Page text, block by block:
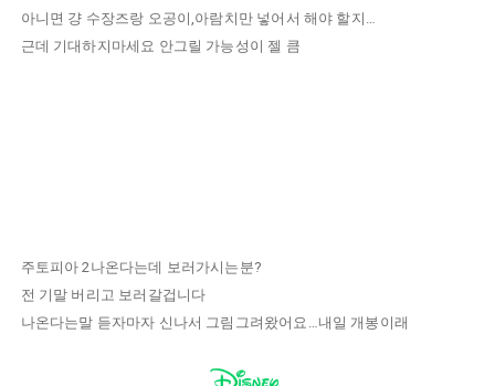
아니면 걍 수장즈랑 오공이,아람치만 넣어서 해야 할지…
근데 기대하지마세요 안그릴 가능성이 젤 큼
주토피아 2나온다는데 보러가시는분?
전 기말 버리고 보러갈겁니다
나온다는말 듣자마자 신나서 그림그려왔어요…내일 개봉이래